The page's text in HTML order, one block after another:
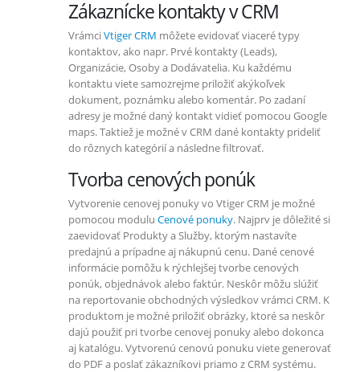
Zákaznícke kontakty v CRM
VrámciVtiger CRM môžete evidovať viaceré typy
kontaktov, ako napr. Prvé kontakty (Leads),
Organizácie, Osoby a Dodávatelia. Ku každému
kontaktu viete samozrejme priložiť akýkoľvek
dokument, poznámku alebo komentár. Po zadaní
adresy je možné daný kontakt vidieť pomocou Google
maps. Taktiež je možné v CRM dané kontakty prideliť
do rôznych kategórií a následne filtrovať.
Tvorba cenových ponúk
Vytvorenie cenovej ponuky vo Vtiger CRM je možné
pomocou modulu Cenové ponuky. Najprv je dôležité si
zaevidovať Produkty a Služby, ktorým nastavíte
predajnú a prípadne aj nákupnú cenu. Dané cenové
informácie pomôžu k rýchlejšej tvorbe cenových
ponúk, objednávok alebo faktúr. Neskôr môžu slúžiť
na reportovanie obchodných výsledkov vrámci CRM. K
produktom je možné priložiť obrázky, ktoré sa neskôr
dajú použiť pri tvorbe cenovej ponuky alebo dokonca
aj katalógu. Vytvorenú cenovú ponuku viete generovať
do PDF a poslať zákazníkovi priamo z CRM systému.